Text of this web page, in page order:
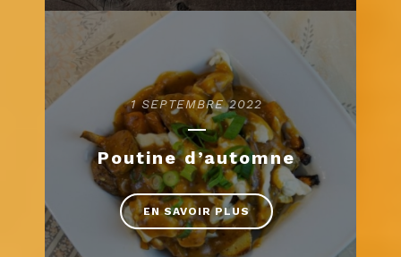
1 SEPTEMBRE 2022
Poutine d’automne
EN SAVOIR PLUS